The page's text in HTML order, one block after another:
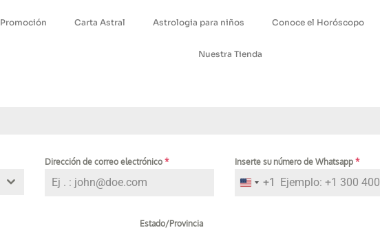
Promoción Carta Astral Astrologia para niños Conoce el Horóscopo
Nuestra Tienda
Dirección de correo electrónico * Inserte su número de Whatsapp*
United States +1
+1
Estado/Provincia